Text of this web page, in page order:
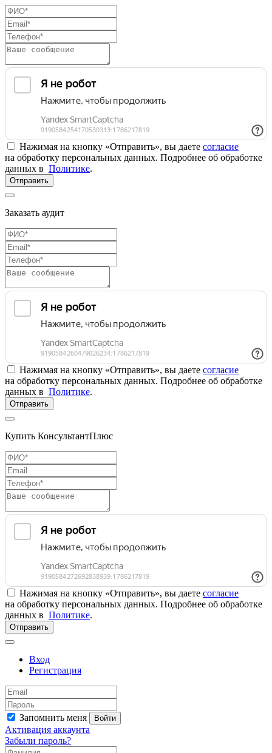
Нажимая на кнопку «Отправить», вы даете согласие
на обработку персональных данных. Подробнее об обработке
данных в Политике.
Отправить
Заказать аудит
Нажимая на кнопку «Отправить», вы даете согласие
на обработку персональных данных. Подробнее об обработке
данных в Политике.
Отправить
Купить КонсультантПлюс
Нажимая на кнопку «Отправить», вы даете согласие
на обработку персональных данных. Подробнее об обработке
данных в Политике.
Отправить
Вход
Регистрация
Запомнить меня Войти
Активация аккаунта
Забыли пароль?